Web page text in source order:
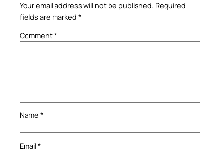
Your email address will not be published. Required
fields are marked *
Comment*
Name *
Email*